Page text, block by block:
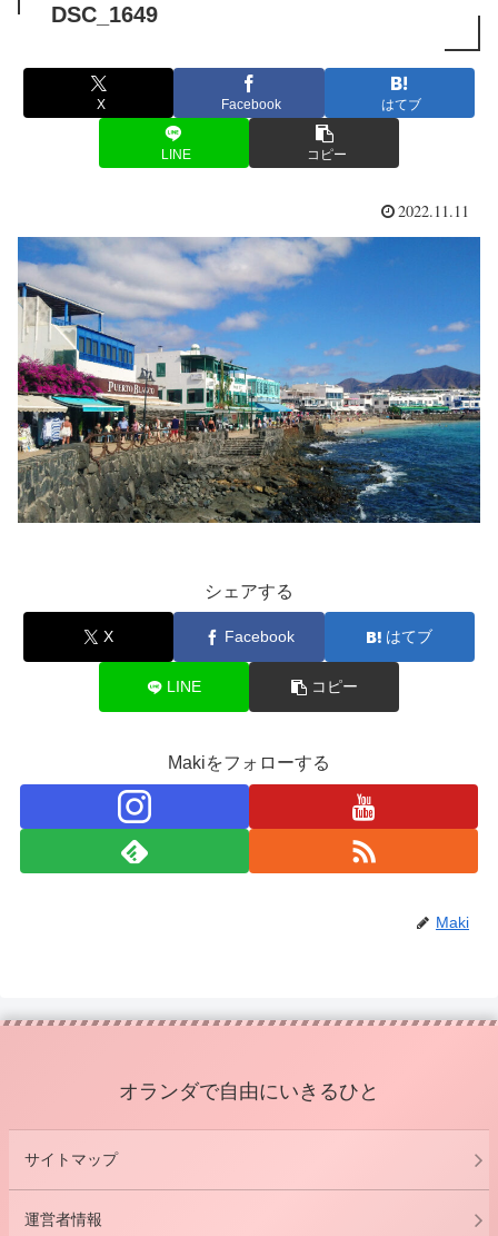
DSC_1649
X Facebook はてブ
LINE コピー
2022.11.11
シェアする
X Facebook はてブ
LINE コピー
Makiをフォローする
Maki
オランダで自由にいきるひと
サイトマップ
運営者情報